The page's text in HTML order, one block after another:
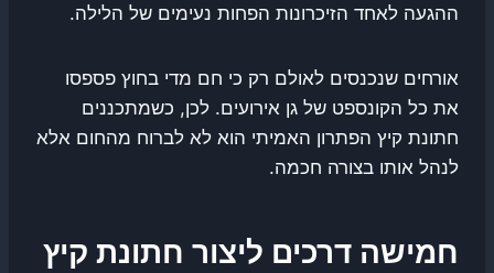
ההגעה לאחד הזיכרונות הפחות נעימים של הלילה.
אורחים שנכנסים לאולם רק כי חם מדי בחוץ פספסו
את כל הקונספט של גן אירועים. לכן, כשמתכננים
חתונת קיץ הפתרון האמיתי הוא לא לברוח מהחום אלא
לנהל אותו בצורה חכמה.
חמישה דרכים ליצור חתונת קיץ